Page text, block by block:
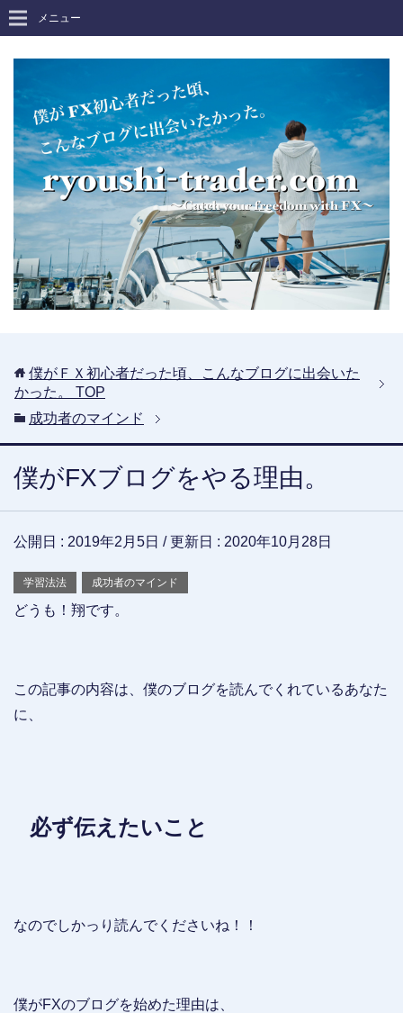
メニュー
僕がＦＸ初心者だった頃、こんなブログに出会いた
かった。
TOP
成功者のマインド
僕がFXブログをやる理由。
公開日 : 2019年2月5日 / 更新日 : 2020年10月28日
学習法法 成功者のマインド
どうも！翔です。
この記事の内容は、僕のブログを読んでくれているあなた
に、
必ず伝えたいこと
なのでしかっり読んでくださいね！！
僕がFXのブログを始めた理由は、